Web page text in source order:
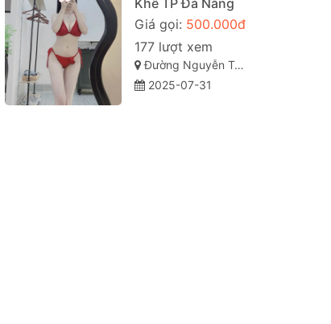
Giá gọi: 500.000đ
177 lượt xem
Đường Nguyễn Tất Thành, Thanh Khê, Hải Châu, Đà Nẵng
2025-07-31